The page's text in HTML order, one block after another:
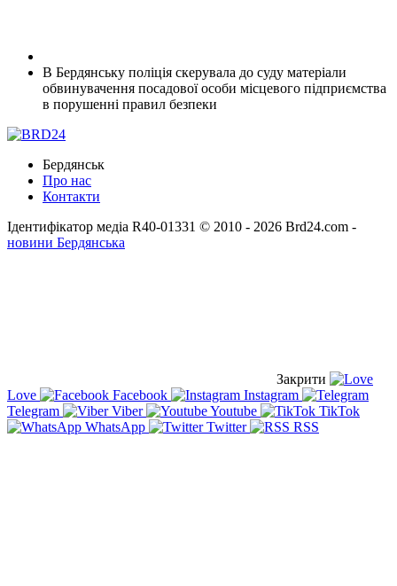
В Бердянську поліція скерувала до суду матеріали
обвинувачення посадової особи місцевого підприємства
в порушенні правил безпеки
Бердянськ
Про нас
Контакти
Ідентифікатор медіа R40-01331 © 2010 - 2026 Brd24.com -
новини Бердянська
Закрити
Love
Facebook
Instagram
Telegram
Viber Youtube
TikTok
WhatsApp
Twitter RSS